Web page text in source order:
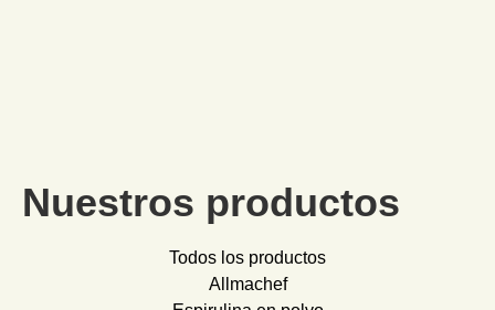
Nuestros productos
Todos los productos
Allmachef